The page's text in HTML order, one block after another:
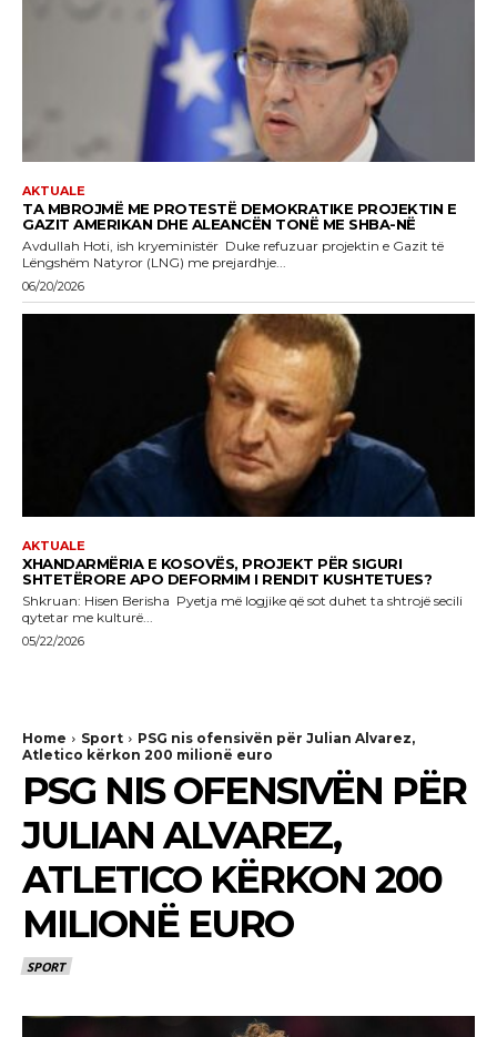
AKTUALE
TA MBROJMË ME PROTESTË DEMOKRATIKE PROJEKTIN E
GAZIT AMERIKAN DHE ALEANCËN TONË ME SHBA-NË
Avdullah Hoti, ish kryeministër Duke refuzuar projektin e Gazit të
Lëngshëm Natyror (LNG) me prejardhje...
06/20/2026
AKTUALE
XHANDARMËRIA E KOSOVËS, PROJEKT PËR SIGURI
SHTETËRORE APO DEFORMIM I RENDIT KUSHTETUES?
Shkruan: Hisen Berisha Pyetja më logjike që sot duhet ta shtrojë secili
qytetar me kulturë...
05/22/2026